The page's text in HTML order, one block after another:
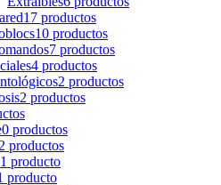
17 productos
10 productos
7 productos
4 productos
2 productos
2 productos
0 productos
2 productos
1 producto
producto